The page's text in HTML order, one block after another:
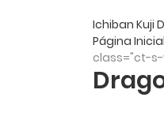
Ichiban Kuji
Página Inicial
class="ct-s-